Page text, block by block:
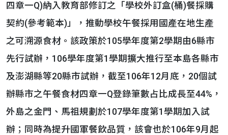
四章一Q)納入教育部修訂之「學校外訂盒(桶)餐採購
契約(參考範本)」，推動學校午餐採用國產在地生產
之可溯源食材。該政策於105學年度第2學期由6縣市
先行試辦，106學年度第1學期擴大推行至本島各縣市
及澎湖縣等20縣市試辦，截至106年12月底，20個試
辦縣市之午餐食材四章一Q登錄筆數占比成長至44%，
外島之金門、馬祖規劃於107學年度第1學期加入試
辦；同時為提升國軍餐飲品質，該會也於106年9月起